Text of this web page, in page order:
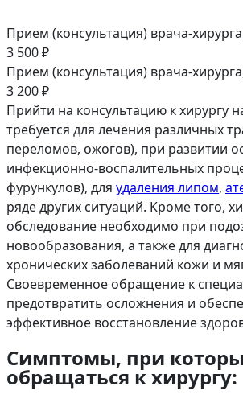
Прием (консультация) врача-
3 500 ₽
Прием (консультация) врача-
3 200 ₽
Прийти на консультацию к хирургу
требуется для лечения различных
переломов, ожогов), при развитии
инфекционно-воспалительных
фурункулов), для удаления липом,
ряде других ситуаций. Кроме того,
обследование необходимо при
новообразования, а также для
хронических заболеваний кожи и
Своевременное обращение к
предотвратить осложнения и
эффективное восстановление
Симптомы, при
обращаться к хирургу: